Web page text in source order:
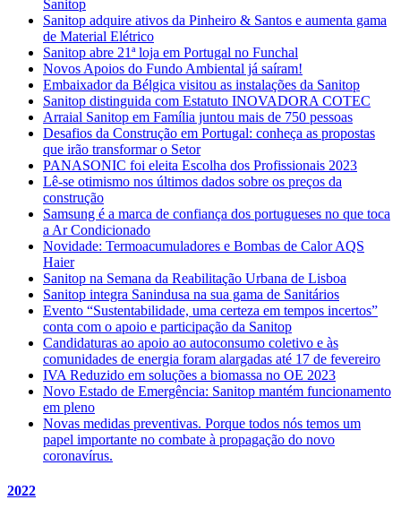
Sanitop
Sanitop adquire ativos da Pinheiro & Santos e aumenta gama
de Material Elétrico
Sanitop abre 21ª loja em Portugal no Funchal
Novos Apoios do Fundo Ambiental já saíram!
Embaixador da Bélgica visitou as instalações da Sanitop
Sanitop distinguida com Estatuto INOVADORA COTEC
Arraial Sanitop em Família juntou mais de 750 pessoas
Desafios da Construção em Portugal: conheça as propostas
que irão transformar o Setor
PANASONIC foi eleita Escolha dos Profissionais 2023
Lê-se otimismo nos últimos dados sobre os preços da
construção
Samsung é a marca de confiança dos portugueses no que toca
a Ar Condicionado
Novidade: Termoacumuladores e Bombas de Calor AQS
Haier
Sanitop na Semana da Reabilitação Urbana de Lisboa
Sanitop integra Sanindusa na sua gama de Sanitários
Evento “Sustentabilidade, uma certeza em tempos incertos”
conta com o apoio e participação da Sanitop
Candidaturas ao apoio ao autoconsumo coletivo e às
comunidades de energia foram alargadas até 17 de fevereiro
IVA Reduzido em soluções a biomassa no OE 2023
Novo Estado de Emergência: Sanitop mantém funcionamento
em pleno
Novas medidas preventivas. Porque todos nós temos um
papel importante no combate à propagação do novo
coronavírus.
2022